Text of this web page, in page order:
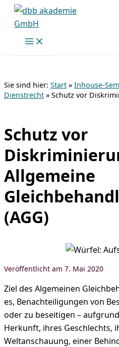
Zum
Inhalt
springen
Sie sind hier: Start » Inhouse-
Dienstrecht » Schutz vor
Schutz vor
Allgemeine
(AGG)
7. Mai 2020
Ziel des Algemeinen
es, Benachteiligungen von
oder zu beseitigen –
Herkunft, ihres Geschlechts,
Weltanschauung, einer